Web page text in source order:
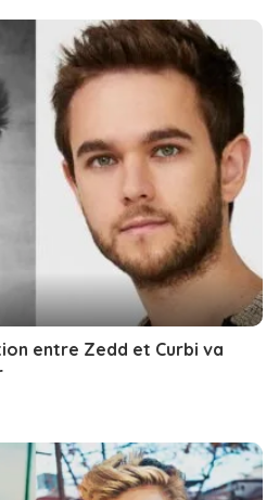
entre Zedd et Curbi va